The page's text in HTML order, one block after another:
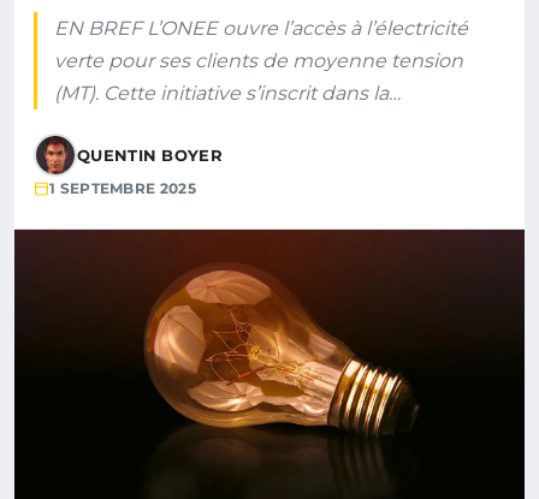
EN BREF L’ONEE ouvre l’accès à l’électricité
verte pour ses clients de moyenne tension
(MT). Cette initiative s’inscrit dans la…
QUENTIN BOYER
1 SEPTEMBRE 2025